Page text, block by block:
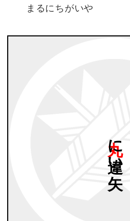
まるにちがいや
矢